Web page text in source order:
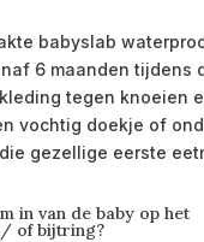
babyslab
6 maanden tijdens
tegen knoeien
vochtig doekje of
gezellige eerste
in van de baby op het
of bijtring?